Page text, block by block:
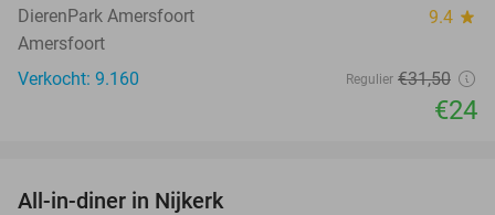
DierenPark Amersfoort 9.4 star
Amersfoort
Verkocht: 9.160
Regulier €31,50
€24
All-in-diner in Nijkerk